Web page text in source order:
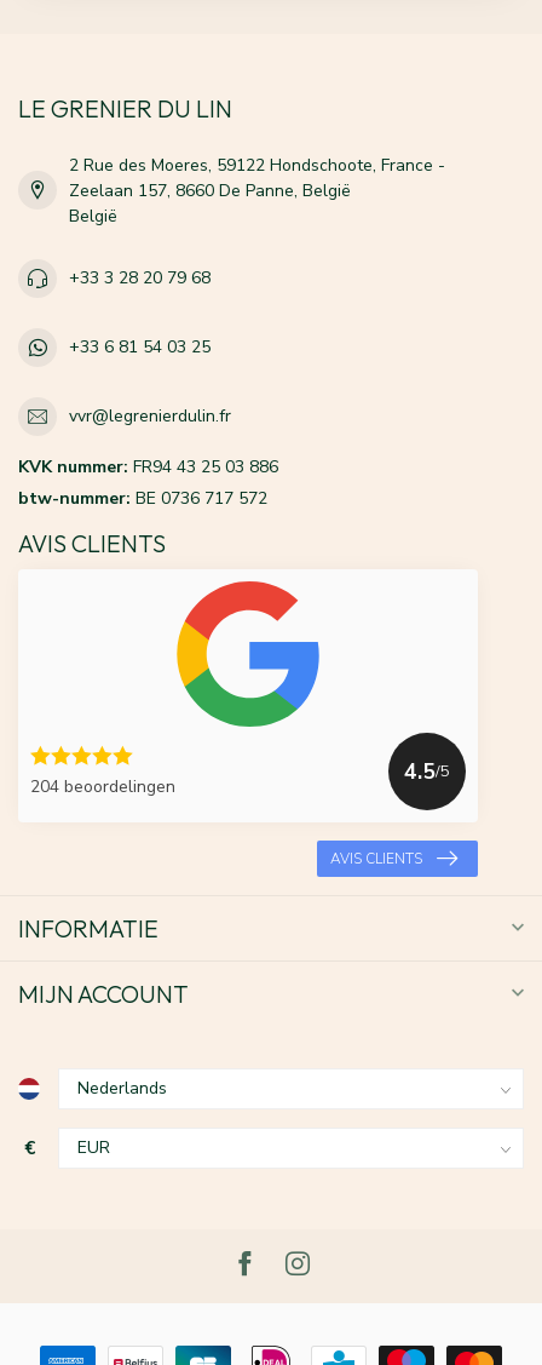
LE GRENIER DU LIN
2 Rue des Moeres, 59122 Hondschoote, France -
Zeelaan 157, 8660 De Panne, België
België
+33 3 28 20 79 68
+33 6 81 54 03 25
vvr@legrenierdulin.fr
KVK nummer: FR94 43 25 03 886
btw-nummer: BE 0736 717 572
AVIS CLIENTS
204 beoordelingen
4.5/5
AVIS CLIENTS
INFORMATIE
MIJN ACCOUNT
€